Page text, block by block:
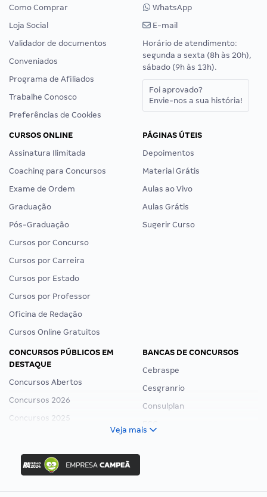
Como Comprar
Loja Social
Validador de documentos
Conveniados
Programa de Afiliados
Trabalhe Conosco
Preferências de Cookies
WhatsApp
E-mail
Horário de atendimento:
segunda a sexta (8h às 20h),
sábado (9h às 13h).
Foi aprovado?
Envie-nos a sua história!
CURSOS ONLINE
Assinatura Ilimitada
Coaching para Concursos
Exame de Ordem
Graduação
Pós-Graduação
Cursos por Concurso
Cursos por Carreira
Cursos por Estado
Cursos por Professor
Oficina de Redação
Cursos Online Gratuitos
PÁGINAS ÚTEIS
Depoimentos
Material Grátis
Aulas ao Vivo
Aulas Grátis
Sugerir Curso
CONCURSOS PÚBLICOS EM
DESTAQUE
Concursos Abertos
Concursos 2026
Concursos 2025
Concurso Ibama
Concurso MPU
Editais publicados
BANCAS DE CONCURSOS
Cebraspe
Cesgranrio
Consulplan
Veja mais